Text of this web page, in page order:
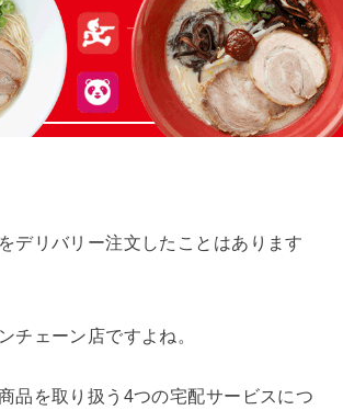
デリバリー注文したことはあります
チェーン店ですよね。
品を取り扱う4つの宅配サービスにつ